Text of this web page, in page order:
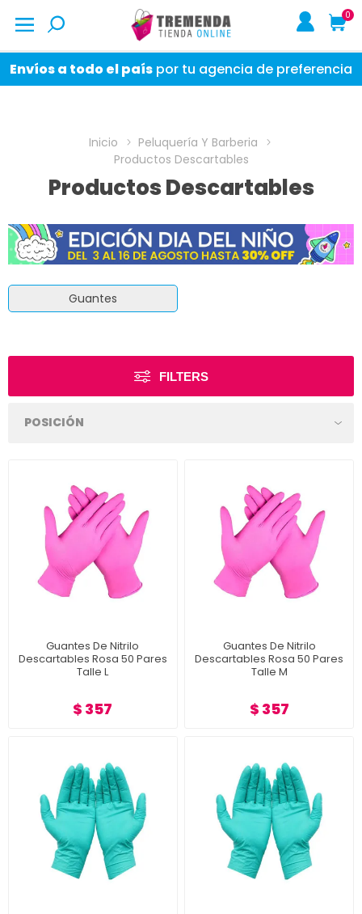
0
Envíos a todo el país por tu agencia de preferencia
Inicio
Peluquería Y Barberia
Productos Descartables
Productos Descartables
Guantes
FILTERS
Guantes De Nitrilo
Descartables Rosa 50 Pares
Talle L
$ 357
Guantes De Nitrilo
Descartables Rosa 50 Pares
Talle M
$ 357